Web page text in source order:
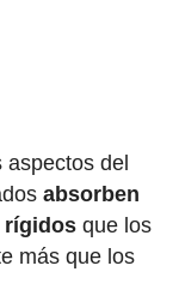
aspectos del
absorben
rígidosque los
más que los